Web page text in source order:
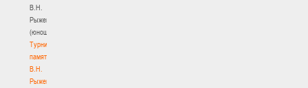
В.Н.
Рыженкова
(юноши)
Турнир
памяти
В.Н.
Рыженкова